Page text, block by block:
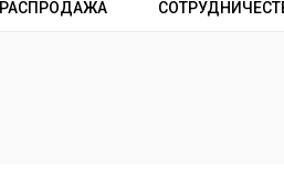
РАСПРОДАЖА